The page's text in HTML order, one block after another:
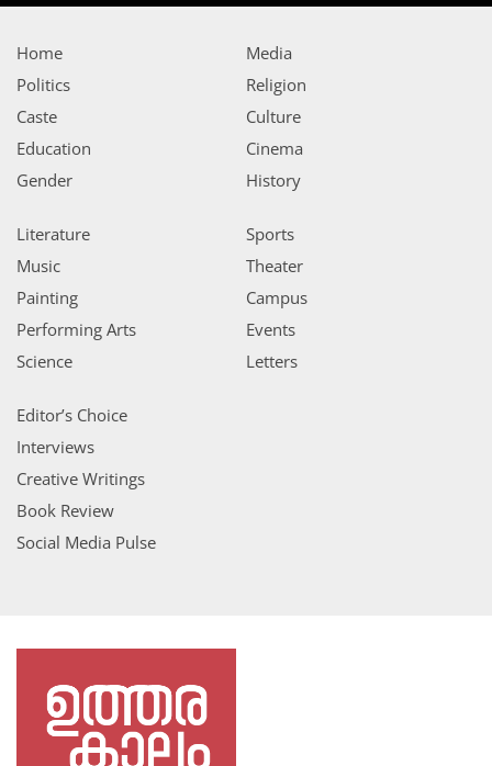
Home
Politics
Caste
Education
Gender
Media
Religion
Culture
Cinema
History
Literature
Music
Painting
Performing Arts
Science
Sports
Theater
Campus
Events
Letters
Editor’s Choice
Interviews
Creative Writings
Book Review
Social Media Pulse